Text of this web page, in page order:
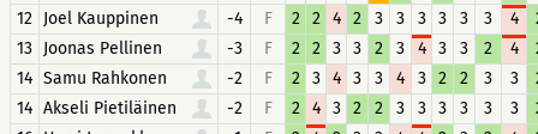
12 Joel Kauppinen -4 F 2 2 4 2 3 3 3 3 3 3 4
13 Joonas Pellinen -3 F 2 2 3 3 2 3 4 3 3 2 4
14 Samu Rahkonen -2 F 2 3 4 3 3 4 3 2 2 3 3
14 Akseli Pietiläinen -2 F 2 4 3 2 2 3 3 3 3 3 3